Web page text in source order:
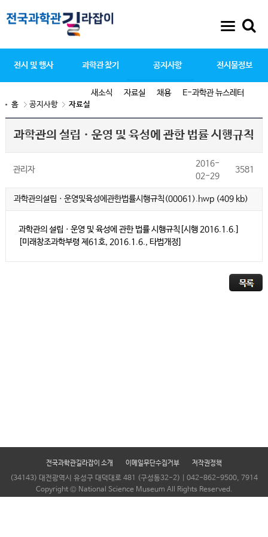
전시 및 행사 과학관 찾기 공지사항
새소식 자료실 채용 E-과학관 뉴스레터
전시물정보
홈 공지사항 자료실
과학관의 설립ㆍ운영 및 육성에 관한 법률 시행규칙
관리자
2016-
02-29
3581
과학관의설립ㆍ운영및육성에관한법률시행규칙(00061).hwp (409 kb)
과학관의 설립ㆍ운영 및 육성에 관한 법률시행규칙 [시행 2016.1.6.]
[미래창조과학부령 제61호, 2016.1.6., 타법개정]
전국과학관길라잡이 소개 이메일무단수집거부 저작권정책
(34143) 대전광역시 유성구 대덕대로 481 (구성동32-2) | 042-862-9500, 7914
Copyright © National Science Museum All Rights Reserved.